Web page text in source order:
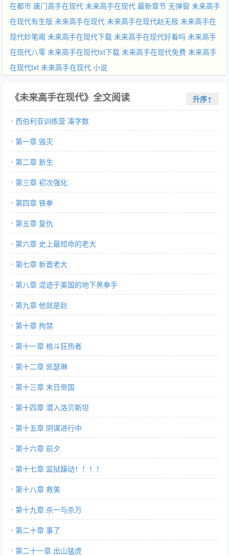
在都市 唐门高手在现代 未来高手在现代 最新章节 无弹窗 未来高手
在现代有生版 未来高手在现代 未来高手在现代赵无极 未来高手在
现代妙笔阁 未来高手在现代下载 未来高手在现代好看吗 未来高手
在现代八零 未来高手在现代txt下载 未来高手在现代免费 未来高手
在现代txt 未来高手在现代 小说
《未来高手在现代》全文阅读 升序↑
西伯利亚训练营 凑字数
第一章 毁灭
第二章 新生
第三章 初次强化
第四章 铁拳
第五章 复仇
第六章 史上最短命的老大
第七章 新晋老大
第八章 混迹于美国的地下黑拳手
第九章 他就是赵
第十章 拘禁
第十一章 格斗狂热者
第十二章 凯瑟琳
第十三章 末日帝国
第十四章 潜入洛贝斯坦
第十五章 阴谋进行中
第十六章 前夕
第十七章 监狱躁动！！！！
第十八章 救美
第十九章 杀一与杀万
第二十章 事了
第二十一章 出山猛虎